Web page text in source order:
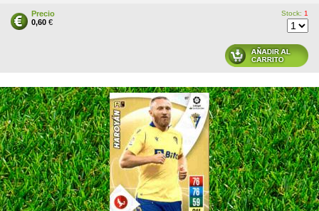
Precio
0,60 €
Stock: 1